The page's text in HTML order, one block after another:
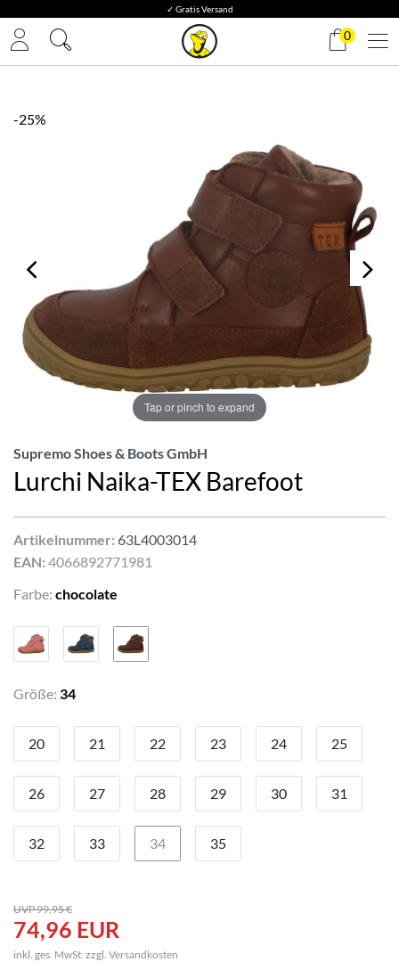
✓ Gratis Versand
0
-25%
Tap or pinch to expand
Supremo Shoes & Boots GmbH
Lurchi Naika-TEX Barefoot
Artikelnummer: 63L4003014
EAN: 4066892771981
Farbe: chocolate
Größe: 34
20 21 22 23 24 25
26 27 28 29 30 31
32 33 34 35
UVP 99,95 €
74,96 EUR
inkl. ges. MwSt. zzgl. Versandkosten